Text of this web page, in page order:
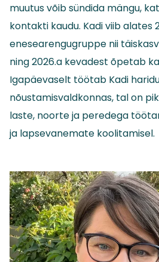
muutus võib sündida mängu,
kontakti kaudu. Kadi viib alates
enesearengugruppe nii
ning 2026.a kevadest õpetab
Igapäevaselt töötab Kadi
nõustamisvaldkonnas, tal on
laste, noorte ja peredega
ja lapsevanemate koolitamisel.